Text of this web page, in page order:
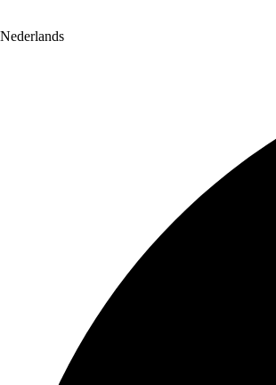
Nederlands